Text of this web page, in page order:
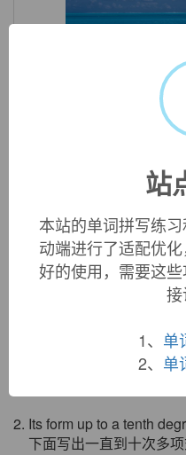
1670s (n.), 1704 (adj.),
ofbinomial.
1. I have no idea about
我对可因子分解多项式
2. Its form up to a tenth
下面写出一直到十次多
站
本站的单词拼写练
动端进行了适配优
好的使用，需要这
接
1、 单
2、 单